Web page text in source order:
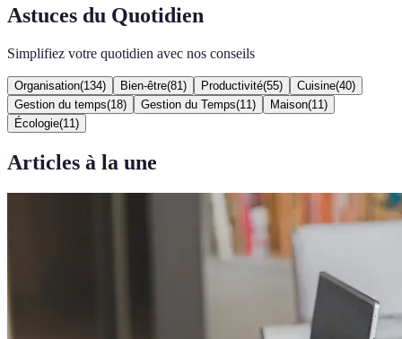
Astuces du Quotidien
Simplifiez votre quotidien avec nos conseils
Organisation(134) Bien-être(81 ) Productivité(55) Cuisine(40)
Gestion du temps(18) Gestion du Temps(11 ) Maison(11 )
Écologie(11 )
Articles à la une